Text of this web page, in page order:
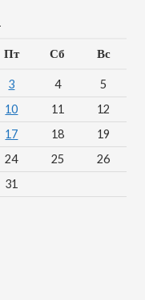
Пт Сб Вс
3 4
5
10 11
12
17 18
19
24 25
26
31